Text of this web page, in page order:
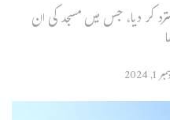
کر دیا، جس میں مسجد کی ان
2024